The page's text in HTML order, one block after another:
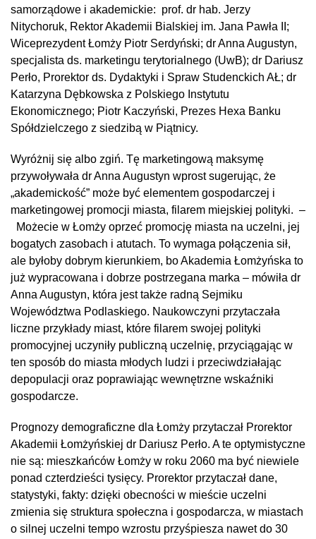
samorządowe i akademickie: prof. dr hab. Jerzy
Nitychoruk, Rektor Akademii Bialskiej im. Jana Pawła II;
Wiceprezydent Łomży Piotr Serdyński; dr Anna Augustyn,
specjalista ds. marketingu terytorialnego (UwB); dr Dariusz
Perło, Prorektor ds. Dydaktyki i Spraw Studenckich AŁ; dr
Katarzyna Dębkowska z Polskiego Instytutu
Ekonomicznego; Piotr Kaczyński, Prezes Hexa Banku
Spółdzielczego z siedzibą w Piątnicy.
Wyróżnij się albo zgiń. Tę marketingową maksymę
przywoływała dr Anna Augustyn wprost sugerując, że
„akademickość” może być elementem gospodarczej i
marketingowej promocji miasta, filarem miejskiej polityki. –
Możecie w Łomży oprzeć promocję miasta na uczelni, jej
bogatych zasobach i atutach. To wymaga połączenia sił,
ale byłoby dobrym kierunkiem, bo Akademia Łomżyńska to
już wypracowana i dobrze postrzegana marka – mówiła dr
Anna Augustyn, która jest także radną Sejmiku
Województwa Podlaskiego. Naukowczyni przytaczała
liczne przykłady miast, które filarem swojej polityki
promocyjnej uczyniły publiczną uczelnię, przyciągając w
ten sposób do miasta młodych ludzi i przeciwdziałając
depopulacji oraz poprawiając wewnętrzne wskaźniki
gospodarcze.
Prognozy demograficzne dla Łomży przytaczał Prorektor
Akademii Łomżyńskiej dr Dariusz Perło. A te optymistyczne
nie są: mieszkańców Łomży w roku 2060 ma być niewiele
ponad czterdzieści tysięcy. Prorektor przytaczał dane,
statystyki, fakty: dzięki obecności w mieście uczelni
zmienia się struktura społeczna i gospodarcza, w miastach
o silnej uczelni tempo wzrostu przyśpiesza nawet do 30